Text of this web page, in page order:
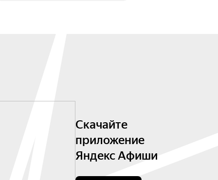
Скачайте
приложение
Яндекс Афиши